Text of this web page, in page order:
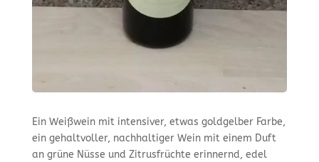
Ein Weißwein mit intensiver, etwas goldgelber Farbe,
ein gehaltvoller, nachhaltiger Wein mit einem Duft
an grüne Nüsse und Zitrusfrüchte erinnernd, edel